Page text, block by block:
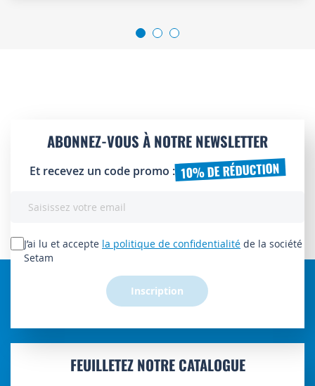
ABONNEZ-VOUS À NOTRE NEWSLETTER
Et recevez un code promo : 10% DE RÉDUCTION
lettre
d’information
J’ai lu et accepte la politique de confidentialité de la société
Setam
Inscription
FEUILLETEZ NOTRE CATALOGUE